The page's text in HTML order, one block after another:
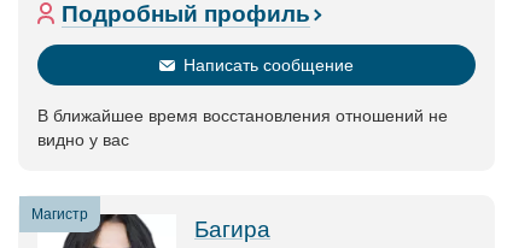
Подробный профиль
Написать сообщение
В ближайшее время восстановления отношений не
видно у вас
Магистр
Багира